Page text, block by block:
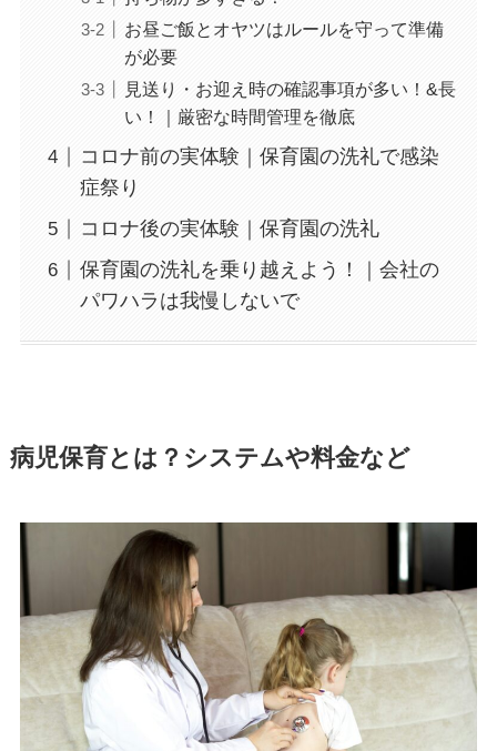
お昼ご飯とオヤツはルールを守って準備
が必要
見送り・お迎え時の確認事項が多い！&長
い！｜厳密な時間管理を徹底
コロナ前の実体験｜保育園の洗礼で感染
症祭り
コロナ後の実体験｜保育園の洗礼
保育園の洗礼を乗り越えよう！｜会社の
パワハラは我慢しないで
病児保育とは？システムや料金など